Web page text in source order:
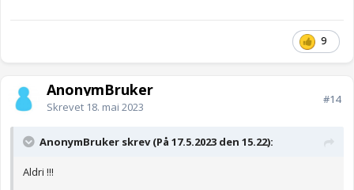
9
AnonymBruker
Skrevet 18. mai 2023
#14
AnonymBruker skrev (På 17.5.2023 den 15.22):
Aldri !!!